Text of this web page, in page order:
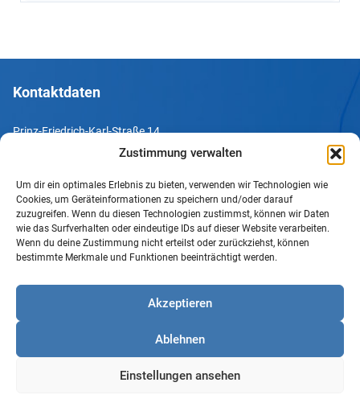
Zustimmung verwalten
Um dir ein optimales Erlebnis zu bieten, verwenden wir Technologien wie
Cookies, um Geräteinformationen zu speichern und/oder darauf
zuzugreifen. Wenn du diesen Technologien zustimmst, können wir Daten
wie das Surfverhalten oder eindeutige IDs auf dieser Website verarbeiten.
Wenn du deine Zustimmung nicht erteilst oder zurückziehst, können
bestimmte Merkmale und Funktionen beeinträchtigt werden.
Akzeptieren
Ablehnen
Einstellungen ansehen
Kontaktdaten
Prinz-Friedrich-Karl-Straße 14
Tel. +49 231 952052-10
Fax +49 231 952052-60
e-Mail info@uv-do.de
Internet www.uv-do.de
Impressum